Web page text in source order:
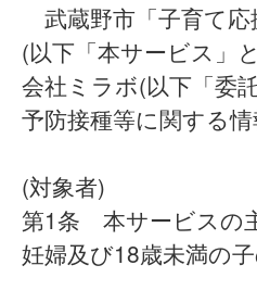
武蔵野市「子育て
(以下「本サービス」
会社ミラボ(以下「委
予防接種等に関する
(対象者)
第1条 本サービスの
妊婦及び18歳未満の